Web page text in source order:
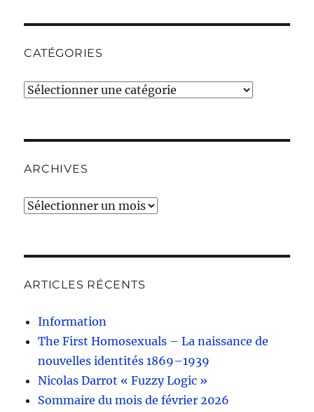
CATÉGORIES
Catégories
ARCHIVES
Archives
ARTICLES RÉCENTS
Information
The First Homosexuals – La naissance de
nouvelles identités 1869–1939
Nicolas Darrot « Fuzzy Logic »
Sommaire du mois de février 2026